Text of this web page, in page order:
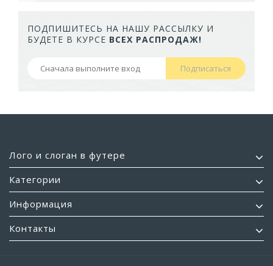
ПОДПИШИТЕСЬ НА НАШУ РАССЫЛКУ И
БУДЕТЕ В КУРСЕ ВСЕХ РАСПРОДАЖ!
Подписаться
Лого и слоган в футере
Категории
Информация
Контакты